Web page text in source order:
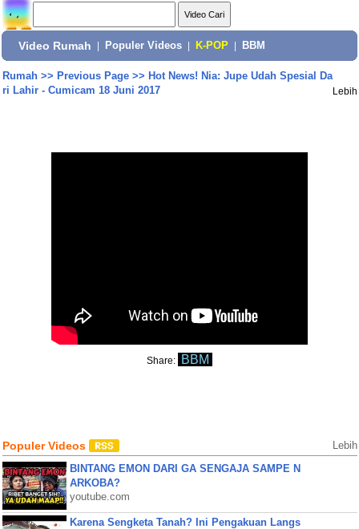
Video Rumah Populer Videos K-POP BBM
Rumah>> Previous Page>> Hot News! Nia: Jupe Udah Spesial Da
ri Lahir - Cumicam 18 Juni 2017
Lebih
Share: BBM
Populer Videos Lebih
BINTANG EMON DARI GA SENGAJA SAMPE N
ARKOBA?
youtube.com
Karena Sengketa Tanah? Ini Pengakuan Langs